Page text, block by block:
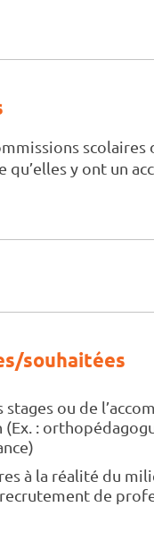
scolaires
y ont un
souhaitées
ou de
:
à la réalité du
de